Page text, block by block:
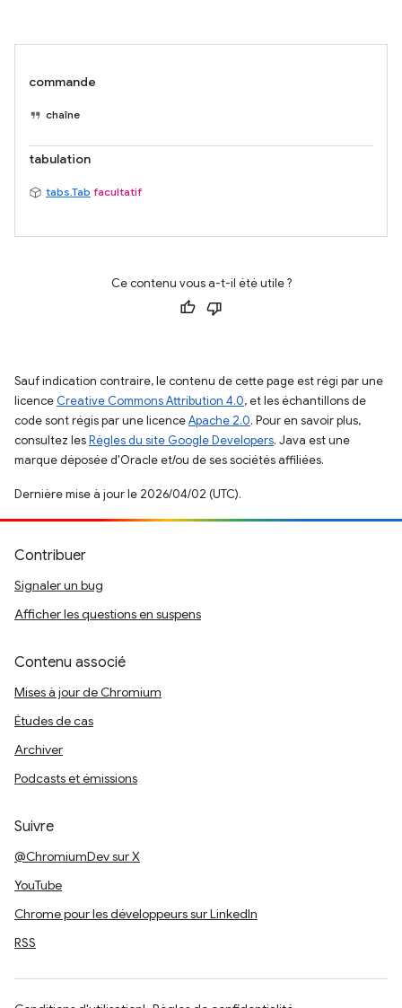
commande
chaîne
tabulation
tabs.Tab facultatif
Ce contenu vous a-t-il été utile ?
Sauf indication contraire, le contenu de cette page est régi par une
licence Creative Commons Attribution 4.0, et les échantillons de
code sont régis par une licenceApache 2.0. Pour en savoir plus,
consultez lesRègles du site Google Developers. Java est une
marque déposée d'Oracle et/ou de ses sociétés affiliées.
Dernière mise à jour le 2026/04/02 (UTC).
Contribuer
Signaler un bug
Afficher les questions en suspens
Contenu associé
Mises à jour de Chromium
Études de cas
Archiver
Podcasts et émissions
Suivre
@ChromiumDev sur X
YouTube
Chrome pour les développeurs sur LinkedIn
RSS